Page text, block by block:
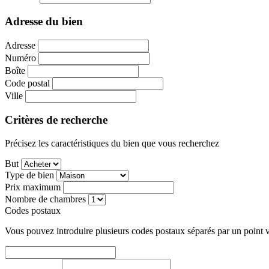
Adresse du bien
Adresse
Numéro
Boîte
Code postal
Ville
Critères de recherche
Précisez les caractéristiques du bien que vous recherchez
But
Type de bien
Prix maximum
Nombre de chambres
Codes postaux
Vous pouvez introduire plusieurs codes postaux séparés par un point